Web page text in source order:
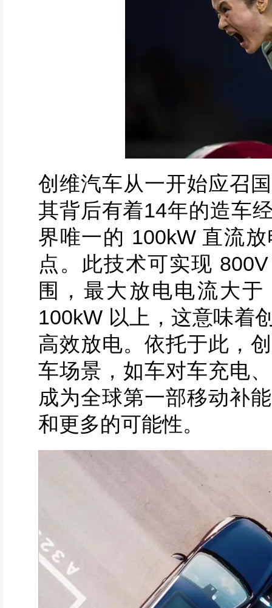
创维汽车从一开始应召
其背后有着14年的造车
界唯一的 100kW 直流
点。此技术可实现
围，最大放电电流大
100kW 以上，这意味着
高效放电。依托于此，
车场景，如车对车充电
成为全球第一部移动补
和更多的可能性。